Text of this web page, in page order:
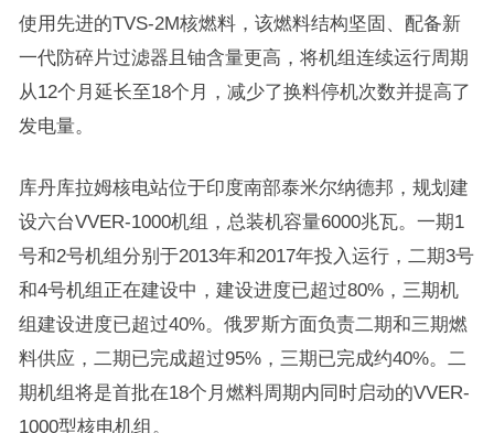
使用先进的TVS-2M核燃料，该燃料结构坚固、配备新
一代防碎片过滤器且铀含量更高，将机组连续运行周期
从12个月延长至18个月，减少了换料停机次数并提高了
发电量。
库丹库拉姆核电站位于印度南部泰米尔纳德邦，规划建
设六台VVER-1000机组，总装机容量6000兆瓦。一期1
号和2号机组分别于2013年和2017年投入运行，二期3号
和4号机组正在建设中，建设进度已超过80%，三期机
组建设进度已超过40%。俄罗斯方面负责二期和三期燃
料供应，二期已完成超过95%，三期已完成约40%。二
期机组将是首批在18个月燃料周期内同时启动的VVER-
1000型核电机组。